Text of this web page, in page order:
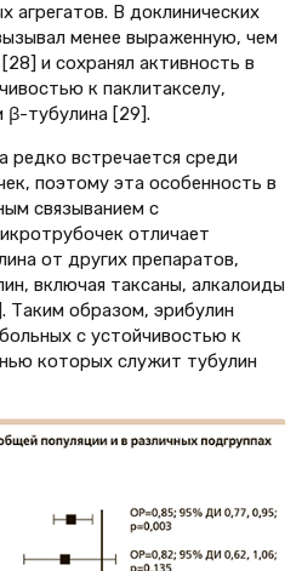
агрегатов. В доклинических
менее выраженную, чем
и сохранял активность в
к паклитакселу,
β-тубулина [29].
редко встречается среди
поэтому эта особенность в
связыванием с
отличает
от других препаратов,
включая таксаны, алкалоиды
Таким образом, эрибулин
с устойчивостью к
которых служит тубулин